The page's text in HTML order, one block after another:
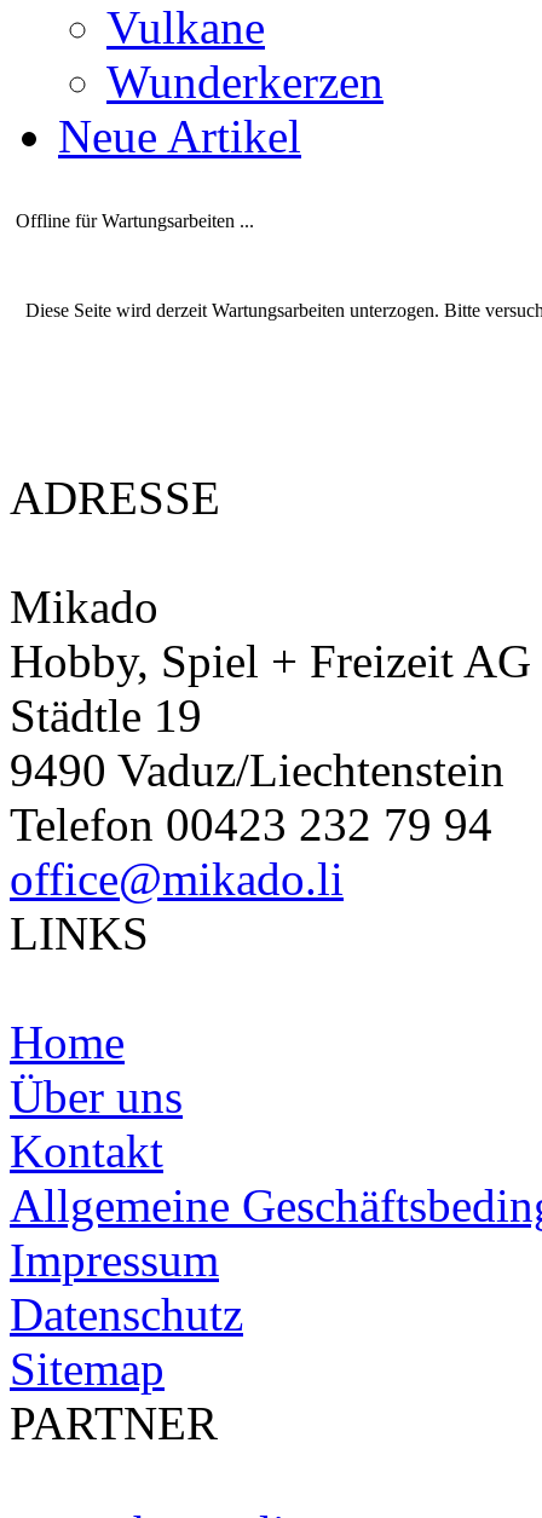
Vulkane
Wunderkerzen
Neue Artikel
Offline für Wartungsarbeiten ...
Diese Seite wird derzeit Wartungsarbeiten unterzogen. Bitte
ADRESSE
Mikado
Hobby, Spiel + Freizeit AG
Städtle 19
9490 Vaduz/Liechtenstein
Telefon 00423 232 79 94
office@mikado.li
LINKS
Home
Über uns
Kontakt
Allgemeine
Impressum
Datenschutz
Sitemap
PARTNER